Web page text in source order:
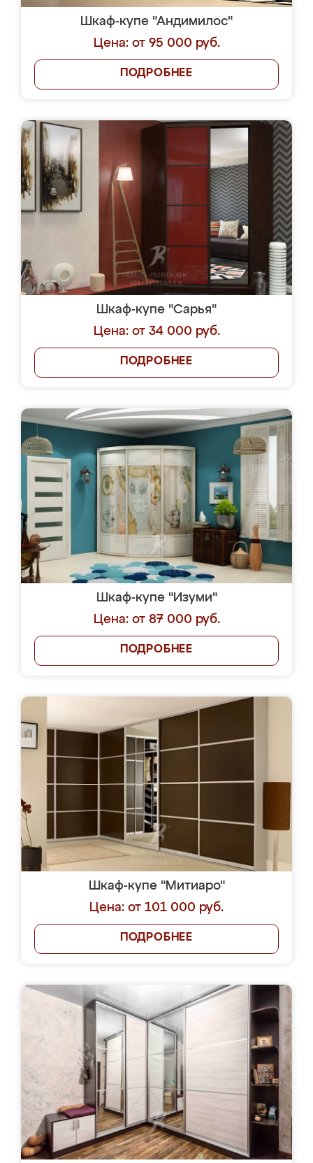
Шкаф-купе "Андимилос"
Цена: от 95 000 руб.
ПОДРОБНЕЕ
Шкаф-купе "Сарья"
Цена: от 34 000 руб.
ПОДРОБНЕЕ
Шкаф-купе "Изуми"
Цена: от 87 000 руб.
ПОДРОБНЕЕ
Шкаф-купе "Митиаро"
Цена: от 101 000 руб.
ПОДРОБНЕЕ